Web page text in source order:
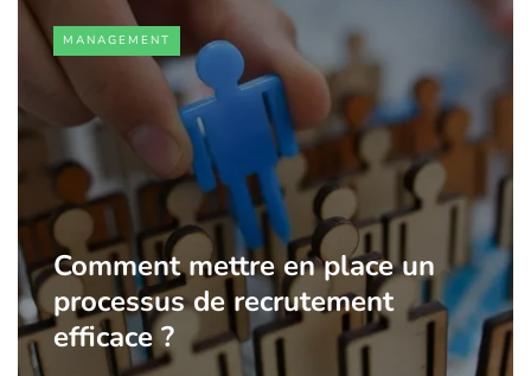
MANAGEMENT
Comment mettre en place un
processus de recrutement
efficace ?